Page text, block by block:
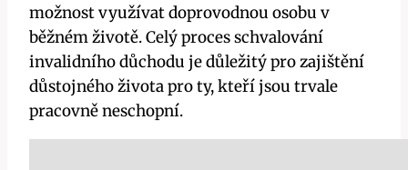
možnost využívat doprovodnou osobu v
běžném životě. Celý proces schvalování
invalidního důchodu je důležitý pro zajištění
důstojného života pro ty, kteří jsou trvale
pracovně neschopní.